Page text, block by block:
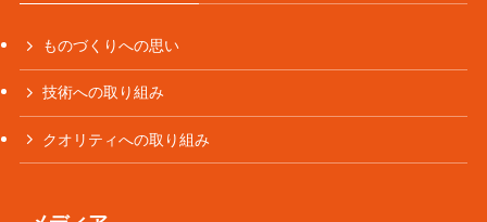
ものづくりへの思い
技術への取り組み
クオリティへの取り組み